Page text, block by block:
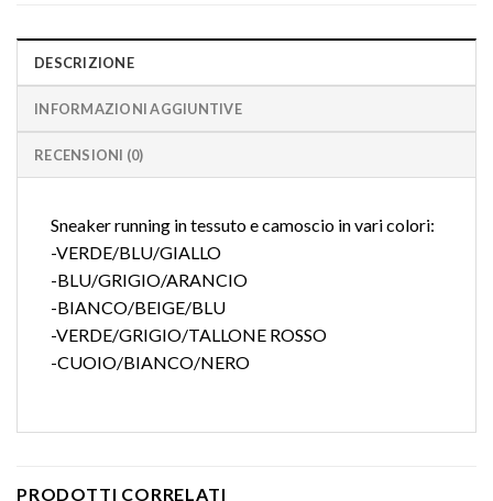
DESCRIZIONE
INFORMAZIONI AGGIUNTIVE
RECENSIONI (0)
Sneaker running in tessuto e camoscio in vari colori:
-VERDE/BLU/GIALLO
-BLU/GRIGIO/ARANCIO
-BIANCO/BEIGE/BLU
-VERDE/GRIGIO/TALLONE ROSSO
-CUOIO/BIANCO/NERO
PRODOTTI CORRELATI